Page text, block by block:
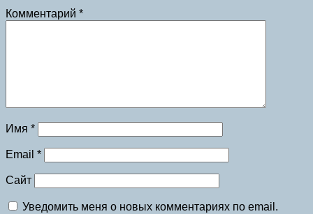
Комментарий *
Имя *
Email *
Сайт
Уведомить меня о новых комментариях по email.